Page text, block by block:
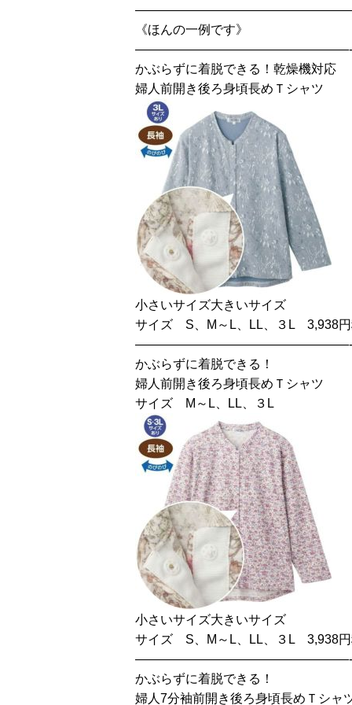
《ほんの一例です》
—————————————————-
かぶらずに着脱できる！乾燥機対応
婦人前開き後ろ身頃長めＴシャツ
小さいサイズ大きいサイズ
サイズ S、M～L、LL、３L 3,938円
—————————————————-
かぶらずに着脱できる！
婦人前開き後ろ身頃長めＴシャツ
サイズ M～L、LL、３L
小さいサイズ大きいサイズ
サイズ S、M～L、LL、３L 3,938円
—————————————————-
かぶらずに着脱できる！
婦人7分袖前開き後ろ身頃長めＴシャ